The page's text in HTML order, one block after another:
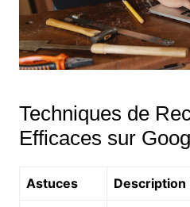
Techniques de
Efficaces sur
Astuces Description